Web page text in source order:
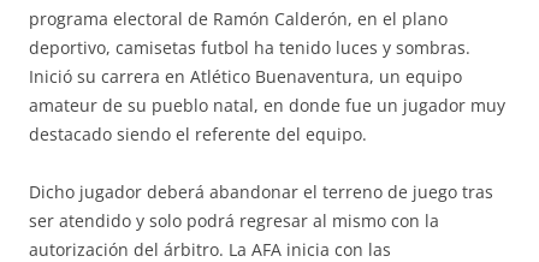
programa electoral de Ramón Calderón, en el plano
deportivo, camisetas futbol ha tenido luces y sombras.
Inició su carrera en Atlético Buenaventura, un equipo
amateur de su pueblo natal, en donde fue un jugador muy
destacado siendo el referente del equipo.
Dicho jugador deberá abandonar el terreno de juego tras
ser atendido y solo podrá regresar al mismo con la
autorización del árbitro. La AFA inicia con las